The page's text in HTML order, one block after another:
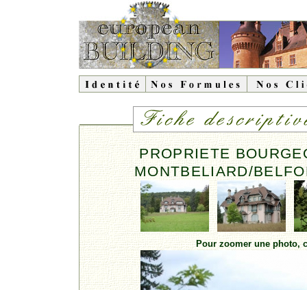
PROPRIETE
MONTBELIARD/
Pour zoomer une photo,